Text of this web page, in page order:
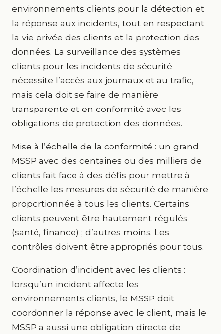
environnements clients pour la détection et
la réponse aux incidents, tout en respectant
la vie privée des clients et la protection des
données. La surveillance des systèmes
clients pour les incidents de sécurité
nécessite l’accès aux journaux et au trafic,
mais cela doit se faire de manière
transparente et en conformité avec les
obligations de protection des données.
Mise à l’échelle de la conformité : un grand
MSSP avec des centaines ou des milliers de
clients fait face à des défis pour mettre à
l’échelle les mesures de sécurité de manière
proportionnée à tous les clients. Certains
clients peuvent être hautement régulés
(santé, finance) ; d’autres moins. Les
contrôles doivent être appropriés pour tous.
Coordination d’incident avec les clients :
lorsqu’un incident affecte les
environnements clients, le MSSP doit
coordonner la réponse avec le client, mais le
MSSP a aussi une obligation directe de